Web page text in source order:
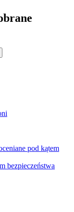
pod kątem
bezpieczeństwa